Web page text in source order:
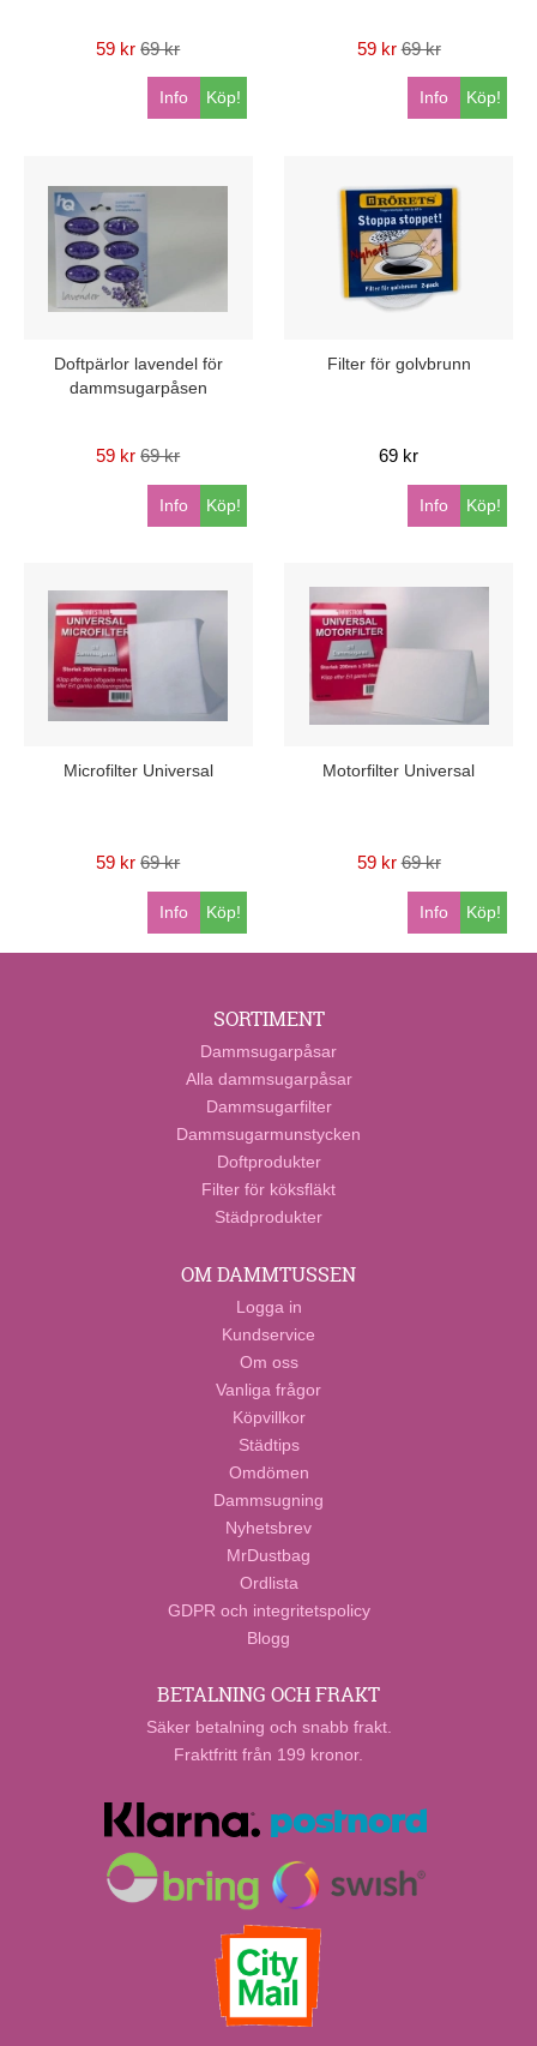
59 kr 69 kr
Köp!
Info
59 kr 69 kr
Köp!
Info
Doftpärlor lavendel för
dammsugarpåsen
59 kr 69 kr
Köp!
Info
Filter för golvbrunn
69 kr
Köp!
Info
Microfilter Universal
59 kr 69 kr
Köp!
Info
Motorfilter Universal
59 kr 69 kr
Köp!
Info
SORTIMENT
Dammsugarpåsar
Alla dammsugarpåsar
Dammsugarfilter
Dammsugarmunstycken
Doftprodukter
Filter för köksfläkt
Städprodukter
OM DAMMTUSSEN
Logga in
Kundservice
Om oss
Vanliga frågor
Köpvillkor
Städtips
Omdömen
Dammsugning
Nyhetsbrev
MrDustbag
Ordlista
GDPR och integritetspolicy
Blogg
BETALNING OCH FRAKT
Säker betalning och snabb frakt.
Fraktfritt från 199 kronor.